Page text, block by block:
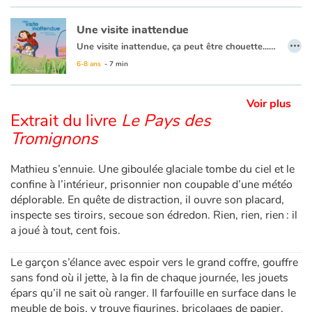
Blog
Actualités
Rencontres et témoignages
Contes d'ici et d'ailleurs
Autour de la lecture
Livre audio
Les Tout-bien-faire finiront-ils par reconnaitre qu’un peu de fantaisie a parfois du bon ?...
Une visite inattendue
Une visite inattendue, ça peut être chouette... mais tout dépend du visiteur ! Cette histoire pleine d’humour et de fantaisie présente une petite famille qui rentre chez elle et fait face à une visiteuse qu’elle préfèrerait éviter. Mais que faire alors ? Paniquer ? Crier ? Chanter ? Lui lancer de la nourriture ? La petite famille n’est pas à court d’idées, mais fera-t-elle le bon choix ?
6-8 ans - 7 min
…
Voir plus
Extrait du livre Le Pays des
Tromignons
Mathieu s’ennuie. Une giboulée glaciale tombe du ciel et le
confine à l’intérieur, prisonnier non coupable d’une météo
déplorable. En quête de distraction, il ouvre son placard,
inspecte ses tiroirs, secoue son édredon. Rien, rien, rien : il
a joué à tout, cent fois.
Le garçon s’élance avec espoir vers le grand coffre, gouffre
sans fond où il jette, à la fin de chaque journée, les jouets
épars qu’il ne sait où ranger. Il farfouille en surface dans le
meuble de bois, y trouve figurines, bricolages de papier,